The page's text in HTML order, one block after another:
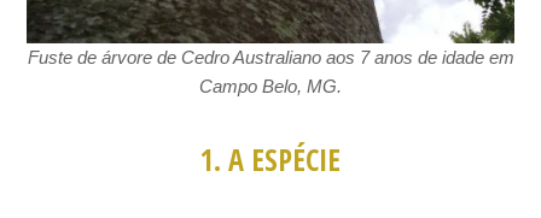
Fuste de árvore de Cedro Australiano aos 7 anos de idade em
Campo Belo, MG.
1. A ESPÉCIE